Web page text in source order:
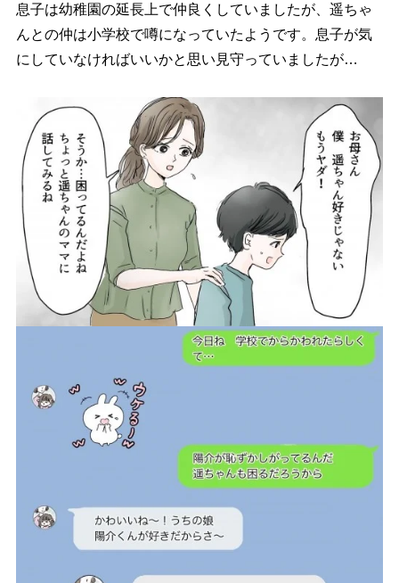
息子は幼稚園の延長上で仲良くしていましたが、遥ちゃ
んとの仲は小学校で噂になっていたようです。息子が気
にしていなければいいかと思い見守っていましたが…